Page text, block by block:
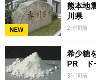
NEW
熊本地
川県
2時間前
希少糖
PR ド
3時間前